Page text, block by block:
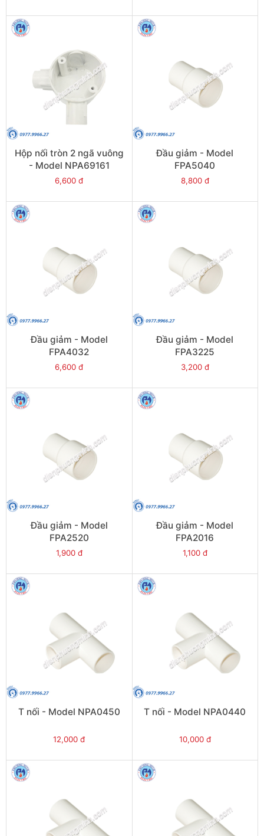
Hộp nối tròn 2 ngã vuông
- Model NPA69161
6,600 đ
Đầu giảm - Model
FPA5040
8,800 đ
Đầu giảm - Model
FPA4032
6,600 đ
Đầu giảm - Model
FPA3225
3,200 đ
Đầu giảm - Model
FPA2520
1,900 đ
Đầu giảm - Model
FPA2016
1,100 đ
T nối - Model NPA0450
12,000 đ
T nối - Model NPA0440
10,000 đ